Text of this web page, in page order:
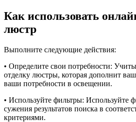
Как использовать
люстр
Выполните следующие действия:
• Определите свои потребности:
отделку люстры, которая дополнит
ваши потребности в освещении.
• Используйте фильтры: Используйте
сужения результатов поиска в
критериями.